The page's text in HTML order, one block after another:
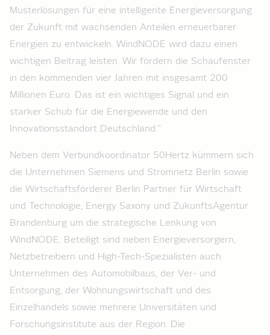
Musterlösungen für eine intelligente Energieversorgung
der Zukunft mit wachsenden Anteilen erneuerbarer
Energien zu entwickeln. WindNODE wird dazu einen
wichtigen Beitrag leisten. Wir fördern die Schaufenster
in den kommenden vier Jahren mit insgesamt 200
Millionen Euro. Das ist ein wichtiges Signal und ein
starker Schub für die Energiewende und den
Innovationsstandort Deutschland.“
Neben dem Verbundkoordinator 50Hertz kümmern sich
die Unternehmen Siemens und Stromnetz Berlin sowie
die Wirtschaftsförderer Berlin Partner für Wirtschaft
und Technologie, Energy Saxony und ZukunftsAgentur
Brandenburg um die strategische Lenkung von
WindNODE. Beteiligt sind neben Energieversorgern,
Netzbetreibern und High-Tech-Spezialisten auch
Unternehmen des Automobilbaus, der Ver- und
Entsorgung, der Wohnungswirtschaft und des
Einzelhandels sowie mehrere Universitäten und
Forschungsinstitute aus der Region. Die